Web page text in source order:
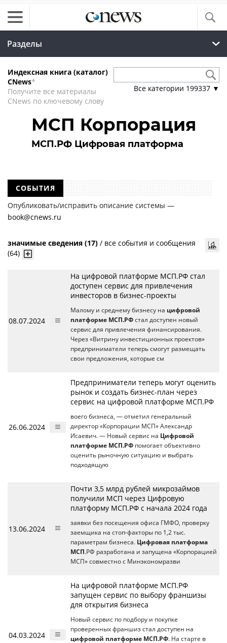
Разделы
Индексная книга (каталог)
CNews*
Получите все материалы
CNews по ключевому слову
Все категории 199337 ▼
МСП Корпорация
МСП.РФ Цифровая платформа
СОБЫТИЯ
Опубликовать/исправить описание системы —
book@cnews.ru
значимые сведения (17) / все события и сообщения
(64)
08.07.2024
На цифровой платформе МСП.РФ стал
доступен сервис для привлечения
инвесторов в бизнес-проекты
Малому и среднему бизнесу на цифровой
платформе МСП.РФ стал доступен новый
сервис для привлечения финансирования.
Через «Витрину инвестиционных проектов»
предприниматели теперь смогут размещать
свои предложения, которые см
26.06.2024
Предприниматели теперь могут оценить
рынок и создать бизнес-план через
сервис на цифровой платформе МСП.РФ
воего бизнеса, — отметил генеральный
директор «Корпорации МСП» Александр
Исаевич. — Новый сервис на Цифровой
платформе МСП.РФ помогает объективно
оценить рыночную ситуацию и выбрать
подходящую
13.06.2024
Почти 3,5 млрд рублей микрозаймов
получили МСП через Цифровую
платформу МСП.РФ с начала 2024 года
заявки без посещения офиса ГМФО, проверку
заемщика на стоп-факторы по 1,2 тыс.
параметрам бизнеса. Цифровая платформа
МСП.РФ разработана и запущена «Корпорацией
МСП» совместно с Минэкономразви
04.03.2024
На цифровой платформе МСП.РФ
запущен сервис по выбору франшизы
для открытия бизнеса
Новый сервис по подбору и покупке
проверенных франшиз стал доступен на
цифровой платформе МСП.РФ. На старте в